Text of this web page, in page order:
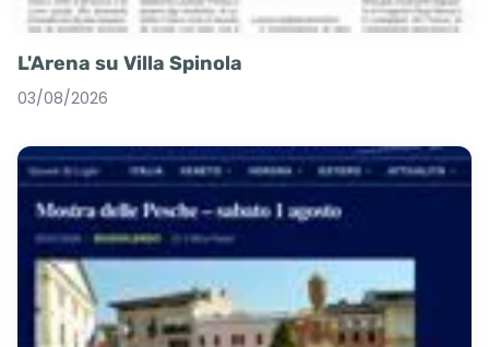
L'Arena su Villa Spinola
03/08/2026